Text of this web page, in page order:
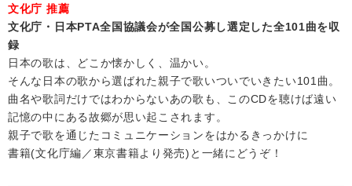
文化庁 推薦
文化庁・日本PTA全国協議会が全国公募し選定した全101曲を収
録
日本の歌は、どこか懐かしく、温かい。
そんな日本の歌から選ばれた親子で歌いついでいきたい101曲。
曲名や歌詞だけではわからないあの歌も、このCDを聴けば遠い
記憶の中にある故郷が思い起こされます。
親子で歌を通じたコミュニケーションをはかるきっかけに
書籍(文化庁編／東京書籍より発売)と一緒にどうぞ！